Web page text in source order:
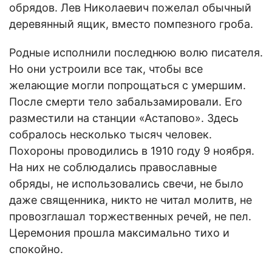
обрядов. Лев Николаевич пожелал обычный
деревянный ящик, вместо помпезного гроба.
Родные исполнили последнюю волю писателя.
Но они устроили все так, чтобы все
желающие могли попрощаться с умершим.
После смерти тело забальзамировали. Его
разместили на станции «Астапово». Здесь
собралось несколько тысяч человек.
Похороны проводились в 1910 году 9 ноября.
На них не соблюдались православные
обряды, не использовались свечи, не было
даже священника, никто не читал молитв, не
провозглашал торжественных речей, не пел.
Церемония прошла максимально тихо и
спокойно.